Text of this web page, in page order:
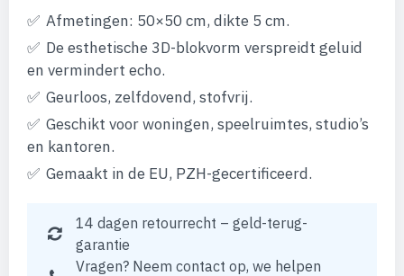
Afmetingen: 50×50 cm, dikte 5 cm.
De esthetische 3D-blokvorm verspreidt geluid
en vermindert echo.
Geurloos, zelfdovend, stofvrij.
Geschikt voor woningen, speelruimtes, studio’s
en kantoren.
Gemaakt in de EU, PZH-gecertificeerd.
14 dagen retourrecht – geld-terug-
garantie
Vragen? Neem contact op, we helpen